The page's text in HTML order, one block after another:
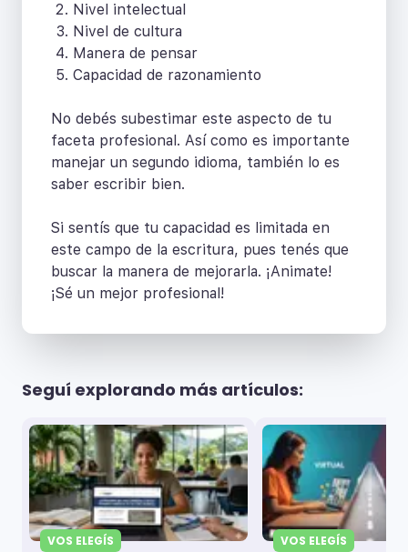
Nivel intelectual
Nivel de cultura
Manera de pensar
Capacidad de razonamiento
No debés subestimar este aspecto de tu
faceta profesional. Así como es importante
manejar un segundo idioma, también lo es
saber escribir bien.
Si sentís que tu capacidad es limitada en
este campo de la escritura, pues tenés que
buscar la manera de mejorarla. ¡Animate!
¡Sé un mejor profesional!
Seguí explorando más artículos:
VOS ELEGÍS VOS ELEGÍS